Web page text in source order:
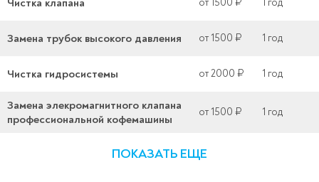
Чистка клапана от 1500 ₽ 1 год
Замена трубок высокого давления от 1500 ₽ 1 год
Чистка гидросистемы от 2000 ₽ 1 год
Замена элекромагнитного клапана
профессиональной кофемашины
от 1500 ₽ 1 год
ПОКАЗАТЬ ЕЩЕ